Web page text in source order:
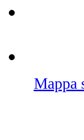
Mappa